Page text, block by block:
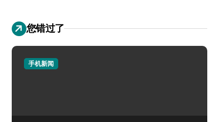
您错过了
手机新闻